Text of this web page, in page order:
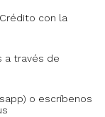
con la
a través de
o escríbenos